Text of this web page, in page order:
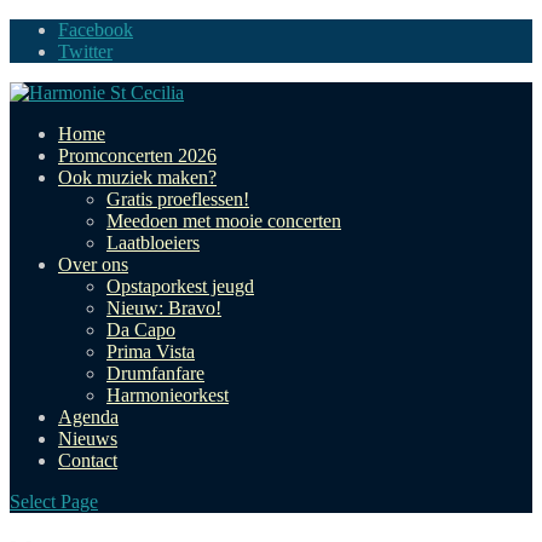
Facebook
Twitter
Home
Promconcerten 2026
Ook muziek maken?
Gratis proeflessen!
Meedoen met mooie concerten
Laatbloeiers
Over ons
Opstaporkest jeugd
Nieuw: Bravo!
Da Capo
Prima Vista
Drumfanfare
Harmonieorkest
Agenda
Nieuws
Contact
Select Page